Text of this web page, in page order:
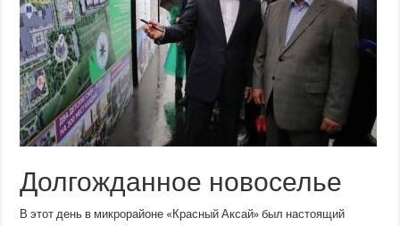
Долгожданное новоселье
В этот день в микрорайоне «Красный Аксай» был настоящий